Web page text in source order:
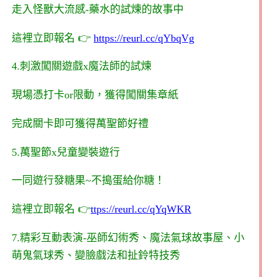
走入怪獸大流感-藥水的試煉的故事中
這裡立即報名 👉 https://reurl.cc/qYbqVg
4.刺激闖關遊戲x魔法師的試煉
現場憑打卡or限動，獲得闖關集章紙
完成關卡即可獲得萬聖節好禮
5.萬聖節x兒童變裝遊行
一同遊行發糖果~不搗蛋給你糖！
這裡立即報名 👉ttps://reurl.cc/qYqWKR
7.精彩互動表演-巫師幻術秀、魔法氣球故事屋、小
萌鬼氣球秀、變臉戲法和扯鈴特技秀